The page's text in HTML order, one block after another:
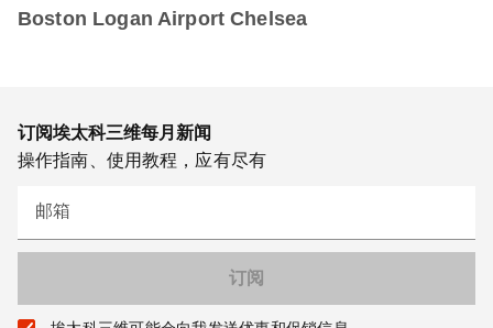
Boston Logan Airport Chelsea
订阅埃太科三维每月新闻
操作指南、使用教程，应有尽有
邮箱